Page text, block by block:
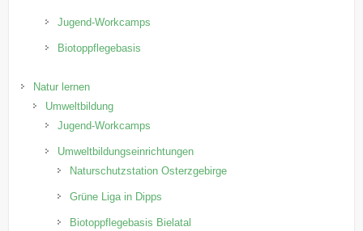
Jugend-Workcamps
Biotoppflegebasis
Natur lernen
Umweltbildung
Jugend-Workcamps
Umweltbildungseinrichtungen
Naturschutzstation Osterzgebirge
Grüne Liga in Dipps
Biotoppflegebasis Bielatal